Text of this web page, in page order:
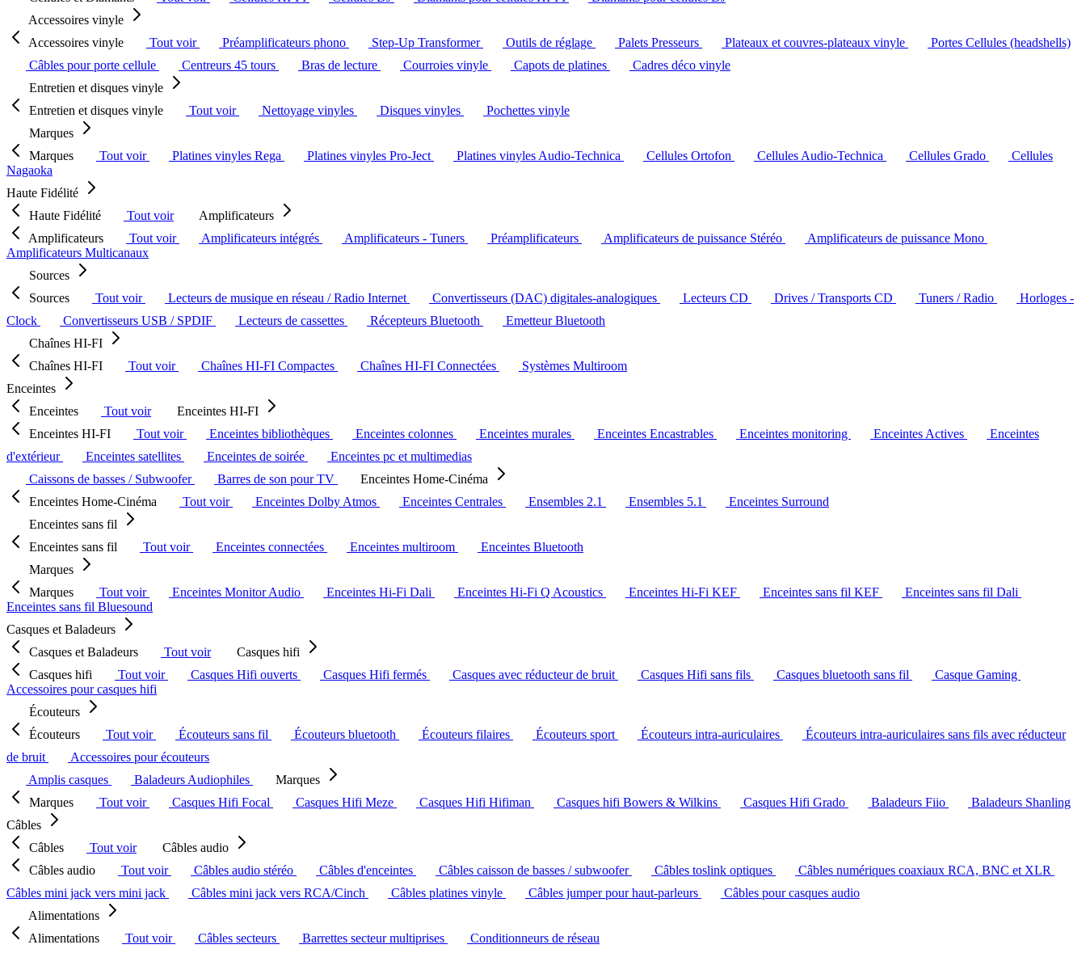
Accessoires vinyle
Accessoires vinyle
Tout voir Préamplificateurs phono Step-Up Transformer Outils de réglage Palets Presseurs Plateaux et couvres-plateaux vinyle
Portes Cellules (headshells)
Câbles pour porte cellule
Centreurs 45 tours Bras de lecture Courroies vinyle Capots de platines
Cadres déco vinyle
Entretien et disques vinyle
Entretien et disques vinyle
Tout voir Nettoyage vinyles Disques vinyles
Pochettes vinyle
Marques
Marques
Tout voir Platines vinyles Rega Platines vinyles Pro-Ject Platines vinyles Audio-Technica Cellules Ortofon Cellules Audio-Technica Cellules Grado
Cellules
Nagaoka
Haute Fidélité
Haute Fidélité
Tout voir
Amplificateurs
Amplificateurs
Tout voir Amplificateurs intégrés Amplificateurs - Tuners Préamplificateurs Amplificateurs de puissance Stéréo
Amplificateurs de puissance Mono
Amplificateurs Multicanaux
Sources
Sources
Tout voir Lecteurs de musique en réseau / Radio Internet Convertisseurs (DAC) digitales-analogiques Lecteurs CD Drives / Transports CD Tuners / Radio
Horloges -
Clock
Convertisseurs USB / SPDIF Lecteurs de cassettes Récepteurs Bluetooth
Emetteur Bluetooth
Chaînes HI-FI
Chaînes HI-FI
Tout voir Chaînes HI-FI Compactes Chaînes HI-FI Connectées
Systèmes Multiroom
Enceintes
Enceintes
Tout voir
Enceintes HI-FI
Enceintes HI-FI
Tout voir Enceintes bibliothèques Enceintes colonnes Enceintes murales Enceintes Encastrables Enceintes monitoring Enceintes Actives
Enceintes
d'extérieur
Enceintes satellites Enceintes de soirée
Enceintes pc et multimedias
Caissons de basses / Subwoofer
Barres de son pour TV
Enceintes Home-Cinéma
Enceintes Home-Cinéma
Tout voir Enceintes Dolby Atmos Enceintes Centrales Ensembles 2.1 Ensembles 5.1
Enceintes Surround
Enceintes sans fil
Enceintes sans fil
Tout voir Enceintes connectées Enceintes multiroom
Enceintes Bluetooth
Marques
Marques
Tout voir Enceintes Monitor Audio Enceintes Hi-Fi Dali Enceintes Hi-Fi Q Acoustics Enceintes Hi-Fi KEF Enceintes sans fil KEF
Enceintes sans fil Dali
Enceintes sans fil Bluesound
Casques et Baladeurs
Casques et Baladeurs
Tout voir
Casques hifi
Casques hifi
Tout voir Casques Hifi ouverts Casques Hifi fermés Casques avec réducteur de bruit Casques Hifi sans fils Casques bluetooth sans fil
Casque Gaming
Accessoires pour casques hifi
Écouteurs
Écouteurs
Tout voir Écouteurs sans fil Écouteurs bluetooth Écouteurs filaires Écouteurs sport Écouteurs intra-auriculaires
Écouteurs intra-auriculaires sans fils avec réducteur
de bruit
Accessoires pour écouteurs
Amplis casques
Baladeurs Audiophiles
Marques
Marques
Tout voir Casques Hifi Focal Casques Hifi Meze Casques Hifi Hifiman Casques hifi Bowers & Wilkins Casques Hifi Grado Baladeurs Fiio
Baladeurs Shanling
Câbles
Câbles
Tout voir
Câbles audio
Câbles audio
Tout voir Câbles audio stéréo Câbles d'enceintes Câbles caisson de basses / subwoofer Câbles toslink optiques
Câbles numériques coaxiaux RCA, BNC et XLR
Câbles mini jack vers mini jack
Câbles mini jack vers RCA/Cinch Câbles platines vinyle Câbles jumper pour haut-parleurs
Câbles pour casques audio
Alimentations
Alimentations
Tout voir Câbles secteurs Barrettes secteur multiprises
Conditionneurs de réseau